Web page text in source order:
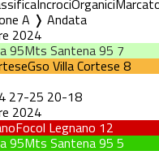
IncrociOrganici
A ❭ Andata
2024
Mts Santena 95 7
Gso Villa Cortese 8
27-25 20-18
2024
Focol Legnano 12
Mts Santena 95 5